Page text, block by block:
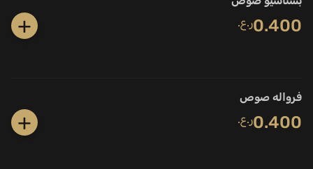
0.400ر.ع. +
فرواله صوص
0.400ر.ع. +